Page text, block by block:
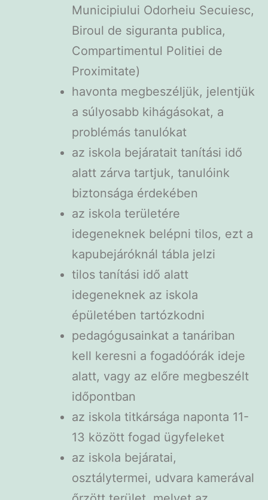
Municipiului Odorheiu Secuiesc,
Biroul de siguranta publica,
Compartimentul Politiei de
Proximitate)
havonta megbeszéljük, jelentjük
a súlyosabb kihágásokat, a
problémás tanulókat
az iskola bejáratait tanítási idő
alatt zárva tartjuk, tanulóink
biztonsága érdekében
az iskola területére
idegeneknek belépni tilos, ezt a
kapubejáróknál tábla jelzi
tilos tanítási idő alatt
idegeneknek az iskola
épületében tartózkodni
pedagógusainkat a tanáriban
kell keresni a fogadóórák ideje
alatt, vagy az előre megbeszélt
időpontban
az iskola titkársága naponta 11-
13 között fogad ügyfeleket
az iskola bejáratai,
osztálytermei, udvara kamerával